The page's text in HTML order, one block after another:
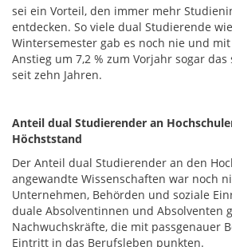
sei ein Vorteil, den immer mehr
entdecken. So viele dual Studierende
Wintersemester gab es noch nie und
Anstieg um 7,2 % zum Vorjahr sogar
seit zehn Jahren.
Anteil dual Studierender an
Höchststand
Der Anteil dual Studierender an den
angewandte Wissenschaften war noch
Unternehmen, Behörden und soziale
duale Absolventinnen und Absolventen
Nachwuchskräfte, die mit passgenauer
Eintritt in das Berufsleben punkten.